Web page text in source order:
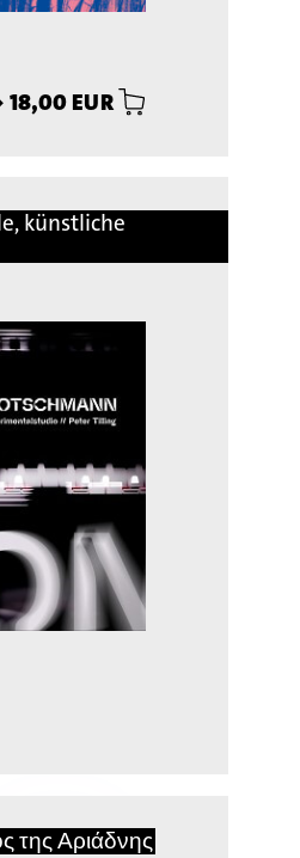
18,00 EUR
künstliche
της Αριάδνης